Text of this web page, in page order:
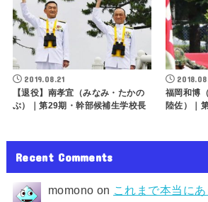
2019.08.21
【退役】南孝宜（みなみ・たかの
ぶ）｜第29期・幹部候補生学校長
福岡和博
陸佐）｜
Recent Comments
momono on これまで本当に